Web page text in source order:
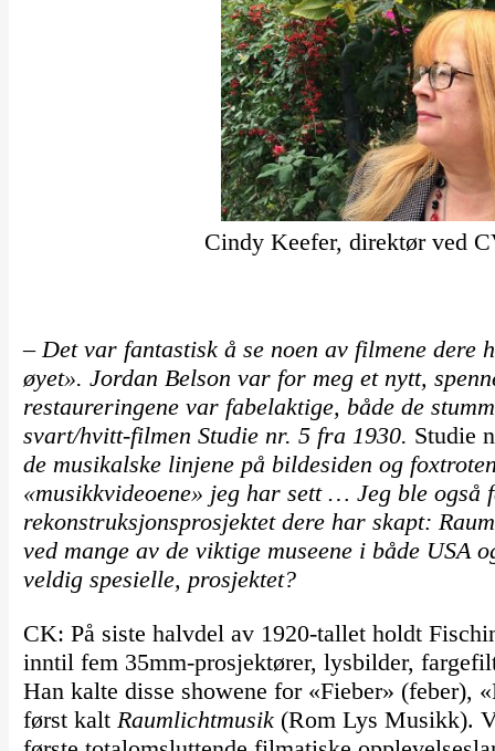
Cindy Keefer, direktør ved
– Det var fantastisk å se noen av filmene
øyet». Jordan Belson var for meg et nytt,
restaureringene var fabelaktige, både de
svart/hvitt-filmen Studie nr. 5fra 1930. Studie
de musikalske linjene på bildesiden og
«musikkvideoene» jeg har sett … Jeg ble også
rekonstruksjonsprosjektet dere har skapt:
ved mange av de viktige museene i både USA
veldig spesielle, prosjektet?
CK: På siste halvdel av 1920-tallet holdt
inntil fem 35mm-prosjektører, lysbilder,
Han kalte disse showene for «Fieber» (feber),
først kalt Raumlichtmusik (Rom Lys Musikk).